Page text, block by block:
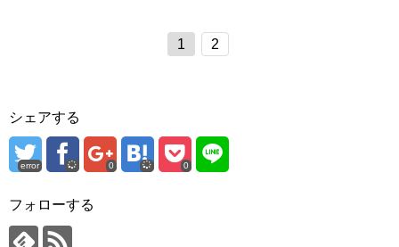
1 2
シェアする
error 0 0
フォローする